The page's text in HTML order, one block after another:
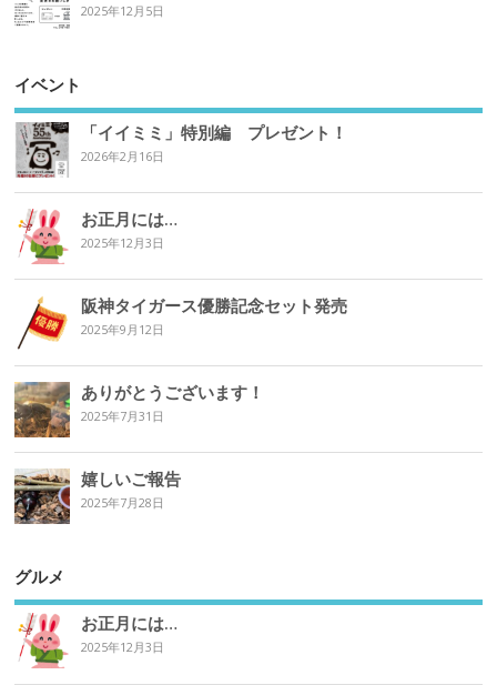
2025年12月5日
イベント
「イイミミ」特別編 プレゼント！
2026年2月16日
お正月には…
2025年12月3日
阪神タイガース優勝記念セット発売
2025年9月12日
ありがとうございます！
2025年7月31日
嬉しいご報告
2025年7月28日
グルメ
お正月には…
2025年12月3日